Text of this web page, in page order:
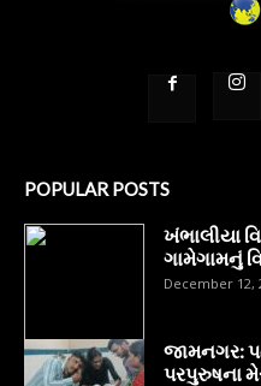
POPULAR POSTS
ખંભાલીયા
ગામેગામનું
December 12,
જામનગર:
પરપુરુષના